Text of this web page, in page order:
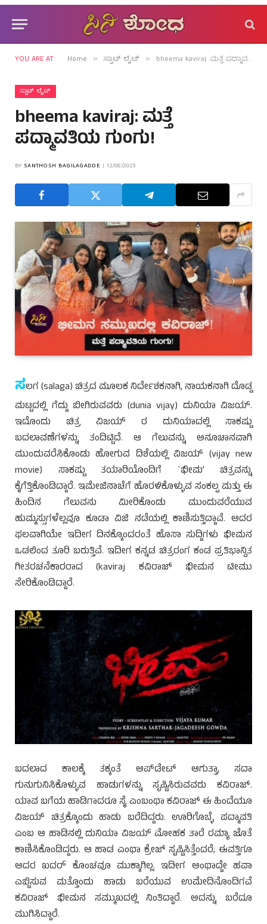
YOU ARE AT: Home » ಸ್ಪಾಟ್ ಲೈಟ್ » bheema kaviraj: ಮತ್ತೆ ಪದ್ಮಾವತಿಯ ಗುಂಗು!
ಸ್ಪಾಟ್ ಲೈಟ್
bheema kaviraj: ಮತ್ತೆ
ಪದ್ಮಾವತಿಯ ಗುಂಗು!
BY SANTHOSH BAGILAGADDE 12/08/2023
ಸಲಗ (salaga) ಚಿತ್ರದ ಮೂಲಕ ನಿರ್ದೇಶಕನಾಗಿ, ನಾಯಕನಾಗಿ ದೊಡ್ಡ
ಮಟ್ಟದಲ್ಲಿ ಗೆದ್ದು ಬೀಗಿರುವವರು (dunia vijay) ದುನಿಯಾ ವಿಜಯ್.
ಇದೊಂದು ಚಿತ್ರ ವಿಜಯ್ ರ ದುನಿಯಾದಲ್ಲಿ ಸಾಕಷ್ಟು
ಬದಲಾವಣೆಗಳನ್ನು ತಂದಿಟ್ಟಿದೆ. ಆ ಗೆಲುವನ್ನು ಅನೂಚಾನವಾಗಿ
ಮುಂದುವರೆಸಿಕೊಂಡು ಹೋಗುವ ದಿಶೆಯಲ್ಲಿ ವಿಜಯ್ (vijay new
movie) ಸಾಕಷ್ಟು ತಯಾರಿಯೊಂದಿಗೆ `ಭೀಮ’ ಚಿತ್ರವನ್ನು
ಕೈಗೆತ್ತಿಕೊಂಡಿದ್ದಾರೆ. ಇಮೇಜಿನಾಚೆಗೆ ಹೊರಳಿಕೊಳ್ಳುವ ಸಂಕಲ್ಪ ಮತ್ತು ಈ
ಹಿಂದಿನ ಗೆಲುವನು ಮೀರಿಕೊಂಡು ಮುಂದುವರೆಯುವ
ಹುಮ್ಮಸ್ಸುಗಳೆಲ್ಲವೂ ಕೂಡಾ ವಿಜಿ ನಡೆಯಲ್ಲಿ ಕಾಣಿಸುತ್ತಿದ್ದಾವೆ. ಅದರ
ಫಲವಾಗಿಯೇ ಇದೀಗ ದಿನಕ್ಕೊಂದರಂತೆ ಹೊಸಾ ಸುದ್ದಿಗಳು ಭೀಮನ
ಒಡಲಿಂದ ತೂರಿ ಬರುತ್ತಿವೆ. ಇದೀಗ ಕನ್ನಡ ಚಿತ್ರರಂಗ ಕಂಡ ಪ್ರತಿಭಾನ್ವಿತ
ಗೀತರಚನೆಕಾರರಾದ (kaviraj ಕವಿರಾಜ್ ಭೀಮನ ಟೀಮು
ಸೇರಿಕೊಂಡಿದ್ದಾರೆ.
ಬದಲಾದ ಕಾಲಕ್ಕೆ ತಕ್ಕಂತೆ ಅಪ್‍ಡೇಟ್ ಆಗುತ್ತಾ, ಸದಾ
ಗುನುಗುನಿಸಿಕೊಳ್ಳುವ ಹಾಡುಗಳನ್ನು ಸೃಷ್ಟಿಸಿರುವವರು ಕವಿರಾಜ್.
ಯಾವ ಬಗೆಯ ಹಾಡಿಗಾದರೂ ಸೈ ಎಂಬಂಥಾ ಕವಿರಾಜ್ ಈ ಹಿಂದೆಯೂ
ವಿಜಯ್ ಚಿತ್ರಕ್ಕೊಂದು ಹಾಡು ಬರೆದಿದ್ದರು. ಊರಿಗೊಬ್ಳೆ ಪದ್ಮಾವತಿ
ಎಂಬ ಆ ಹಾಡಿನಲ್ಲಿ ದುನಿಯಾ ವಿಜಯ್ ಮೋಹಕ ತಾರೆ ರಮ್ಯಾ ಜೊತೆ
ಕಾಣಿಸಿಕೊಂಡಿದ್ದರು. ಆ ಹಾಡ ಎಂಥಾ ಕ್ರೇಜ್ ಸೃಷ್ಟಿಸಿತ್ತೆಂದರೆ; ಈವತ್ತಿಗೂ
ಅದರ ಖದರ್ ಕೊಂಚವೂ ಮುಕ್ಕಾಗಿಲ್ಲ. ಇದೀಗ ಅಂಥಾದ್ದೇ ಹವಾ
ಎಬ್ಬಿಸುವ ಮತ್ತೊಂದು ಹಾಡು ಬರೆಯುವ ಉಮೇದಿನೊಂದಿಗವೆ
ಕವಿರಾಜ್ ಭೀಮನ ಸಮ್ಮುಖದಲ್ಲಿ ನಿಂತಿದ್ದಾರೆ. ಅದನ್ನು ಬರೆದೂ
ಮುಗಿಸಿದ್ದಾರೆ.